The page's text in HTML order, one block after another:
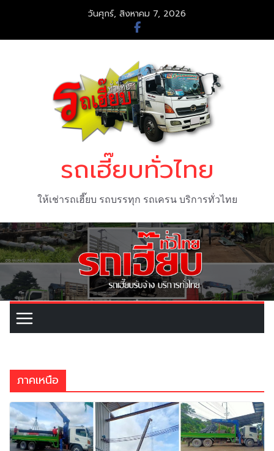
content
วันศุกร์, สิงหาคม 7, 2026
รถเฮี๊ยบทั่วไทย
ให้เช่ารถเฮี๊ยบ รถบรรทุก รถเครน บริการทั่วไทย
ภาคเหนือ